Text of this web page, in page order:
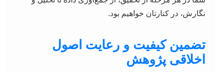
نگارش، در کنارتان خواهیم بود.
تضمین کیفیت و رعایت اصول
اخلاقی پژوهش